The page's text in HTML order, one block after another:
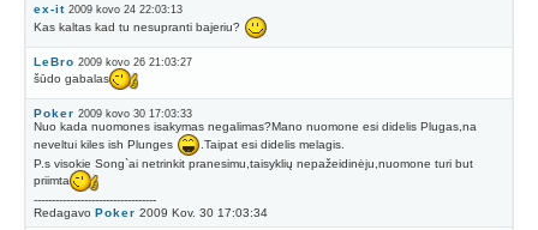
ex-it 2009 kovo 24 22:03:13
Kas kaltas kad tu nesupranti bajeriu?
LeBro 2009 kovo 26 21:03:27
šūdo gabalas
Poker 2009 kovo 30 17:03:33
Nuo kada nuomones isakymas negalimas?Mano nuomone esi didelis Plugas,na
neveltui kiles ish Plunges
.Taipat esi didelis melagis.
P.s visokie Song`ai netrinkit pranesimu,taisyklių nepažeidinėju,nuomone turi but
priimta
----------------------------------
Redagavo Poker 2009 Kov. 30 17:03:34